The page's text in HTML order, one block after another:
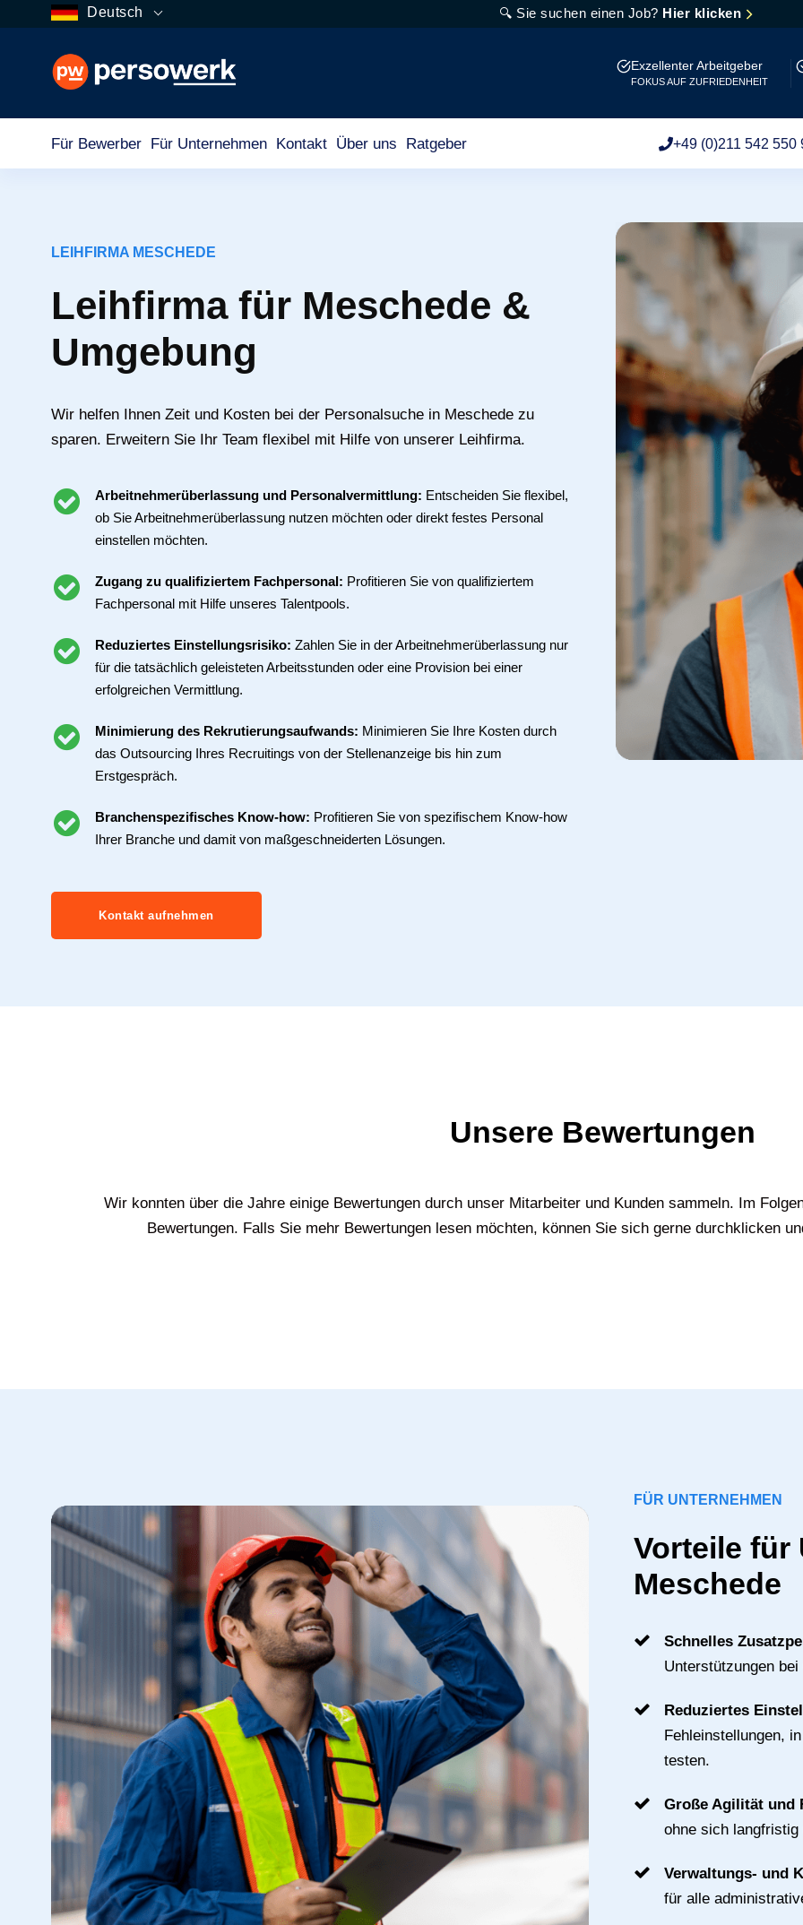
Deutsch 🔍 Sie suchen einen Job? Hier klicken
Exzellenter Arbeitgeber
FOKUS AUF ZUFRIEDENHEIT
Für Bewerber Für Unternehmen Kontakt Über uns Ratgeber +49 (0)211 542 550
LEIHFIRMA MESCHEDE
Leihfirma für Meschede &
Umgebung
Wir helfen Ihnen Zeit und Kosten bei der Personalsuche in Meschede zu
sparen. Erweitern Sie Ihr Team flexibel mit Hilfe von unserer Leihfirma.
Arbeitnehmerüberlassung und Personalvermittlung: Entscheiden Sie flexibel,
ob Sie Arbeitnehmerüberlassung nutzen möchten oder direkt festes Personal
einstellen möchten.
Zugang zu qualifiziertem Fachpersonal: Profitieren Sie von qualifiziertem
Fachpersonal mit Hilfe unseres Talentpools.
Reduziertes Einstellungsrisiko: Zahlen Sie in der Arbeitnehmerüberlassung nur
für die tatsächlich geleisteten Arbeitsstunden oder eine Provision bei einer
erfolgreichen Vermittlung.
Minimierung des Rekrutierungsaufwands: Minimieren Sie Ihre Kosten durch
das Outsourcing Ihres Recruitings von der Stellenanzeige bis hin zum
Erstgespräch.
Branchenspezifisches Know-how: Profitieren Sie von spezifischem Know-how
Ihrer Branche und damit von maßgeschneiderten Lösungen.
Kontakt aufnehmen
Unsere Bewertungen
Wir konnten über die Jahre einige Bewertungen durch unser Mitarbeiter und Kunden sammeln. Im
Bewertungen. Falls Sie mehr Bewertungen lesen möchten, können Sie sich gerne durchklicken
FÜR UNTERNEHMEN
Vorteile für
Meschede
Schnelles
Unterstützungen
Reduziertes
Fehleinstellungen,
testen.
Große Agilität und
ohne sich
Verwaltungs- und
für alle